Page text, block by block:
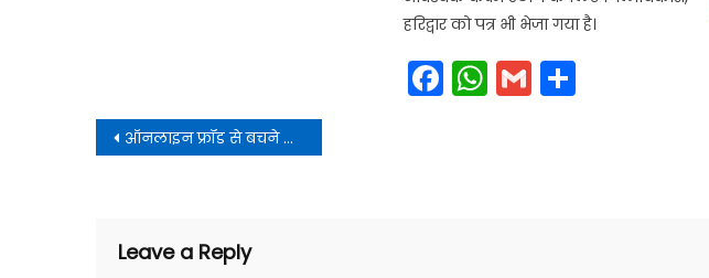
हरिद्वार को पत्र भी भेजा गया है।
Facebook
WhatsApp
GmailShare
Post
navigation
ऑनलाइन फ्रॉड से बचने के लिए रखें इन बातों का ध्यान।
Leave a Reply